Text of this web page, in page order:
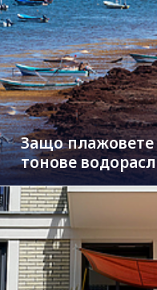
Защо плажовете
тонове